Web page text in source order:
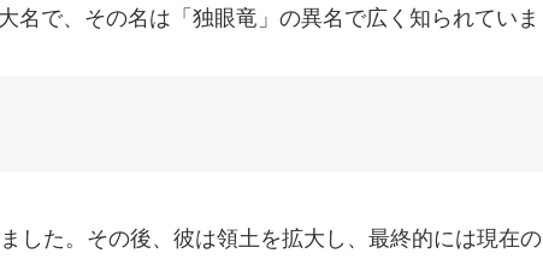
名で、その名は「独眼竜」の異名で広く知られていま
した。その後、彼は領土を拡大し、最終的には現在の